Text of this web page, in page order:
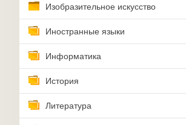
Изобразительное искусство
Иностранные языки
Информатика
История
Литература